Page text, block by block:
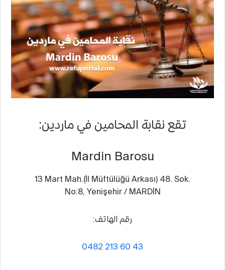
ماردين
Mardin
Barosu
مغلقة
تقع نقابة المحامين في ماردين:
Mardin Barosu
13 Mart Mah.(İl Müftülüğü Arkası) 48. Sok.
No:8, Yenişehir / MARDİN
رقم الهاتف:
0482 213 60 43